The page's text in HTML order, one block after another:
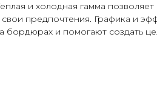
и холодная гамма
предпочтения. Графика и
бордюрах и помогают создать